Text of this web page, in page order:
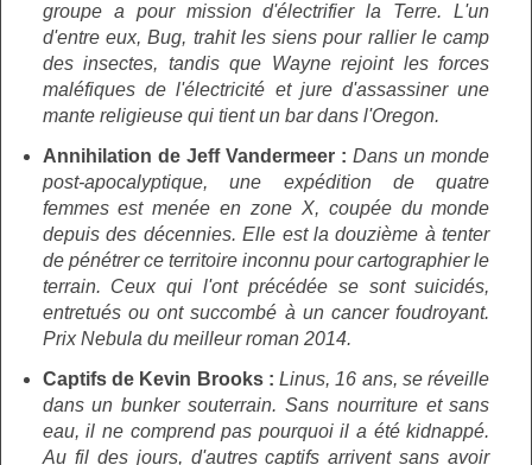
groupe a pour mission d'électrifier la Terre. L'un
d'entre eux, Bug, trahit les siens pour rallier le camp
des insectes, tandis que Wayne rejoint les forces
maléfiques de l'électricité et jure d'assassiner une
mante religieuse qui tient un bar dans l'Oregon.
Annihilation de Jeff Vandermeer :Dans un monde
post-apocalyptique, une expédition de quatre
femmes est menée en zone X, coupée du monde
depuis des décennies. Elle est la douzième à tenter
de pénétrer ce territoire inconnu pour cartographier le
terrain. Ceux qui l'ont précédée se sont suicidés,
entretués ou ont succombé à un cancer foudroyant.
Prix Nebula du meilleur roman 2014.
Captifs de Kevin Brooks :Linus, 16 ans, se réveille
dans un bunker souterrain. Sans nourriture et sans
eau, il ne comprend pas pourquoi il a été kidnappé.
Au fil des jours, d'autres captifs arrivent sans avoir